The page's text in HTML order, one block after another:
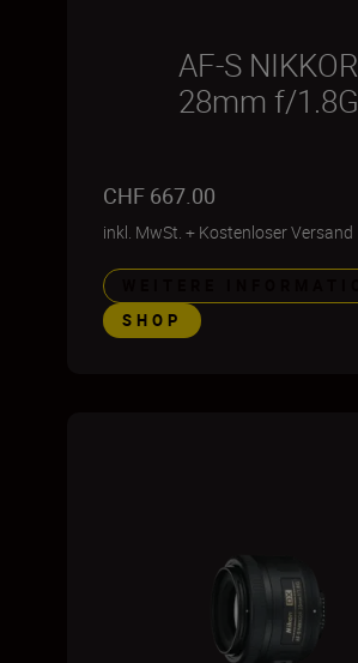
AF-S NIKKOR
28mm f/1.8G
CHF 667.00
inkl. MwSt. + Kostenloser Versand
SHOP